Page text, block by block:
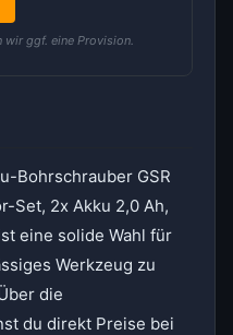
ggf. eine Provision.
Bohrschrauber GSR
Set, 2x Akku 2,0 Ah,
eine solide Wahl für
Werkzeug zu
die
du direkt Preise bei